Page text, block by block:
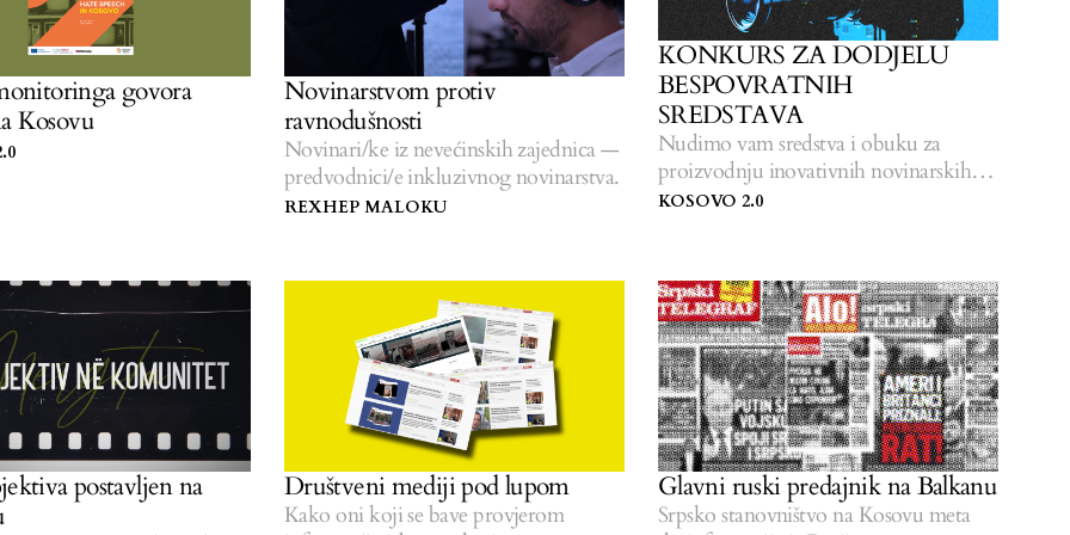
govora
Kosovu
Novinarstvom protiv
ravnodušnosti
Novinari/ke iz nevećinskih zajednica —
predvodnici/e inkluzivnog novinarstva.
REXHEP MALOKU
KONKURS ZA DODJELU
BESPOVRATNIH
SREDSTAVA
Nudimo vam sredstva i obuku za
proizvodnju inovativnih novinarskih
sadržaja usmjerenih na javnost
KOSOVO 2.0
postavljen na
Društveni mediji pod lupom
Kako oni koji se bave provjerom
Glavni ruski predajnik na Balkanu
Srpsko stanovništvo na Kosovu meta